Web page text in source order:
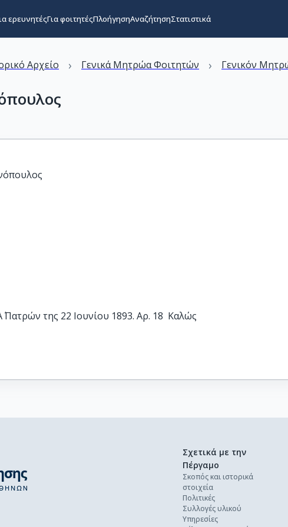
ερευνητέςΓια φοιτητέςΠλοήγησηΑναζήτησηΣτατιστικά
Αρχείο › Γενικά Μητρώα Φοιτητών › Γενικόν
Πατρών της 22 Ιουνίου 1893. Αρ. 18  Καλώς
Σχετικά με την
Πέργαμο
Σκοπός και ιστορικά
στοιχεία
Πολιτικές
Συλλογές υλικού
Υπηρεσίες